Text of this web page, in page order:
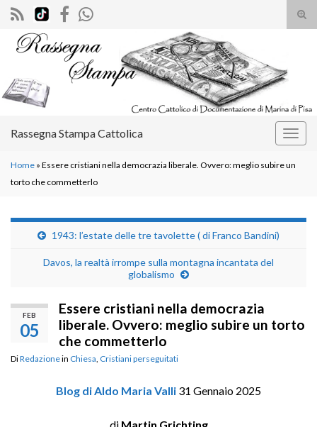
il
Search for:
Rassegna Stampa Cattolica
Home » Essere cristiani nella democrazia liberale. Ovvero: meglio subire un
torto che commetterlo
1943: l’estate delle tre tavolette ( di Franco Bandini)
Davos, la realtà irrompe sulla montagna incantata del
globalismo
FEB
05
Essere cristiani nella democrazia
liberale. Ovvero: meglio subire un torto
che commetterlo
DiRedazionein Chiesa Cristiani perseguitati
Blog di Aldo Maria Valli 31 Gennaio 2025